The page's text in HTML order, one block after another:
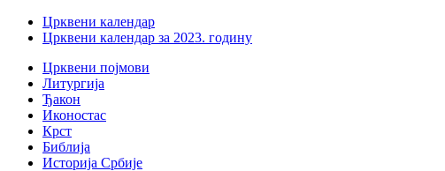
Црквени календар
Црквени календар за 2023. годину
Црквени појмови
Литургија
Ђакон
Иконостас
Крст
Библија
Историја Србије